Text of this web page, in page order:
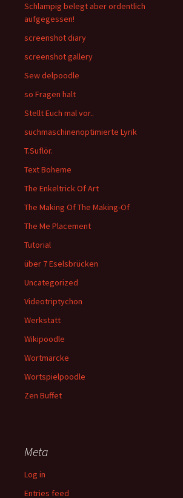
Schlampig belegt aber ordentlich
aufgegessen!
screenshot diary
screenshot gallery
Sew delpoodle
so Fragen halt
Stellt Euch mal vor..
suchmaschinenoptimierte Lyrik
T.Suflör.
Text Boheme
The Enkeltrick Of Art
The Making Of The Making-Of
The Me Placement
Tutorial
über 7 Eselsbrücken
Uncategorized
Videotriptychon
Werkstatt
Wikipoodle
Wortmarcke
Wortspielpoodle
Zen Buffet
Meta
Log in
Entries feed